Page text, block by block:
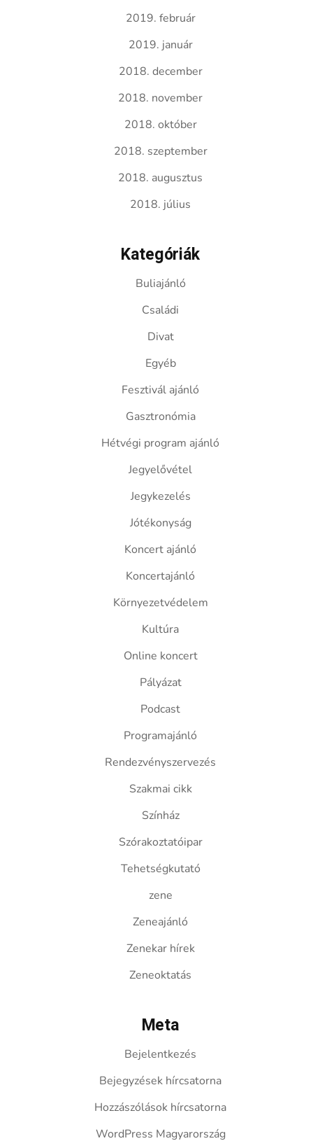
2019. február
2019. január
2018. december
2018. november
2018. október
2018. szeptember
2018. augusztus
2018. július
Kategóriák
Buliajánló
Családi
Divat
Egyéb
Fesztivál ajánló
Gasztronómia
Hétvégi program ajánló
Jegyelővétel
Jegykezelés
Jótékonyság
Koncert ajánló
Koncertajánló
Környezetvédelem
Kultúra
Online koncert
Pályázat
Podcast
Programajánló
Rendezvényszervezés
Szakmai cikk
Színház
Szórakoztatóipar
Tehetségkutató
zene
Zeneajánló
Zenekar hírek
Zeneoktatás
Meta
Bejelentkezés
Bejegyzések hírcsatorna
Hozzászólások hírcsatorna
WordPress Magyarország